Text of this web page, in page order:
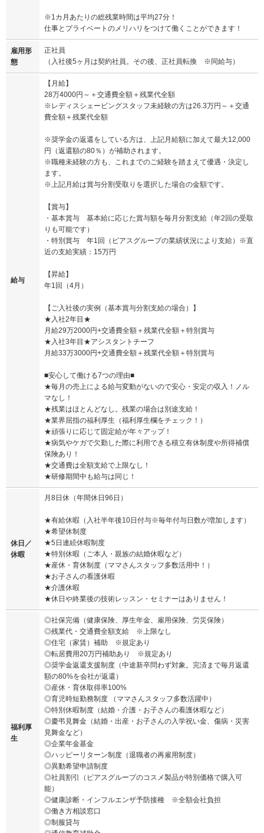
※1カ月あたりの総残業時間は平均27分！
仕事とプライベートのメリハリをつけて働くことができます！
雇用形
態
正社員
（入社後5ヶ月は契約社員。その後、正社員転換 ※同給与）
給与
【月給】
28万4000円～＋交通費全額＋残業代全額
※レディスシェービングスタッフ未経験の方は26.3万円～＋交通
費全額＋残業代全額
※奨学金の返還をしている方は、上記月給額に加えて最大12,000
円（返還額の80％）が補助されます。
※職種未経験の方も、これまでのご経験を踏まえて優遇・決定し
ます。
※上記月給は賞与分割受取りを選択した場合の金額です。
【賞与】
・基本賞与 基本給に応じた賞与額を毎月分割支給（年2回の受取
りも可能です）
・特別賞与 年1回（ピアスグループの業績状況により支給）※直
近の支給実績：15万円
【昇給】
年1回（4月）
【ご入社後の実例（基本賞与分割支給の場合）】
★入社2年目★
月給29万2000円+交通費全額＋残業代全額＋特別賞与
★入社3年目★アシスタントチーフ
月給33万3000円+交通費全額＋残業代全額＋特別賞与
■安心して働ける7つの理由■
★毎月の売上による給与変動がないので安心・安定の収入！ノル
マなし！
★残業はほとんどなし。残業の場合は別途支給！
★業界屈指の福利厚生（福利厚生欄をチェック！）
★頑張りに応じて固定給が年々アップ！
★病気やケガで欠勤した際に利用できる積立有休制度や所得補償
保険あり！
★交通費は全額支給で上限なし！
★研修期間中も給与は同じ！
休日／
休暇
月8日休（年間休日96日）
★有給休暇（入社半年後10日付与※毎年付与日数が増加します）
★希望休制度
★5日連続休暇制度
★特別休暇（ご本人・親族の結婚休暇など）
★産休・育休制度（ママさんスタッフ多数活用中！）
★お子さんの看護休暇
★介護休暇
★休日や終業後の技術レッスン・セミナーはありません！
福利厚
生
◎社保完備（健康保険、厚生年金、雇用保険、労災保険）
◎残業代・交通費全額支給 ※上限なし
◎住宅（家賃）補助 ※規定あり
◎転居費用20万円補助あり ※規定あり
◎奨学金返還支援制度（中途新卒問わず対象。完済まで毎月返還
額の80%を会社が返還）
◎産休・育休取得率100%
◎育児時短勤務制度 （ママさんスタッフ多数活躍中）
◎特別休暇制度（結婚・介護・お子さんの看護休暇など）
◎慶弔見舞金（結婚・出産・お子さんの入学祝い金、傷病・災害
見舞金など）
◎企業年金基金
◎ハッピーリターン制度（退職者の再雇用制度）
◎異動希望申請制度
◎社員割引（ピアスグループのコスメ製品が特別価格で購入可
能）
◎健康診断・インフルエンザ予防接種 ※全額会社負担
◎働き方相談窓口
◎制服貸与